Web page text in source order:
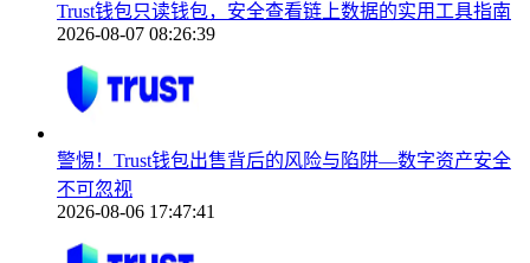
Trust钱包只读钱包，安全查看链上数据的实用工具指南
2026-08-07 08:26:39
警惕！Trust钱包出售背后的风险与陷阱—数字资产安全
不可忽视
2026-08-06 17:47:41